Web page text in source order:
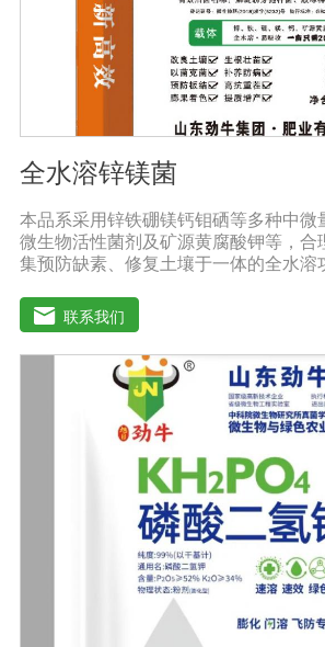
醒农民朋友，水溶肥要尽量单独施用或
用，以免金属离子起反应产生沉淀，造
全水溶锌镁菌
本品系采用锌铁硼镁钙钼硒等多种中微
微生物活性菌剂及矿源黄腐酸钾等，合
集预防缺素、修复土壤于一体的全水溶
剂”，配方科学，配比创新领先技术，
快、生根猛、改良土壤，防病抗重茬之
透气，使作物生长旺盛，有效预防由土
及植物缺素引起的黄叶、弱苗、僵苗、
枯黄萎等病害，提高植物吸纳肥水的能
质、降低农业生产成本，从而达到增产
作物：本品登记作物:白菜。实践证明本
瓜果、大田、中草药材、花卉、苗木、
具有显著效果。用法用量：◆冲施、滴
混播、基施、种肥同播均可，一般亩用
缺素严重且有死苗烂根现象及土壤板结
块，亩用量30-40公斤。◆具体用法用
情况，在专业农技人员正确指导下使用
凉干燥处存放，禁止暴晒和雨淋2.内含
止与杀菌剂或含铜物质混用3.施用本品
酸、强碱农药混合施用
联系我们